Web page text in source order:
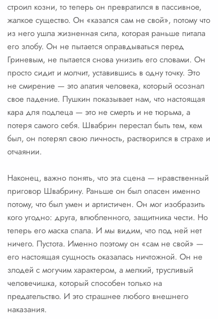
строил козни, то теперь он превратился в пассивное,
жалкое существо. Он «казался сам не свой», потому что
из него ушла жизненная сила, которая раньше питала
его злобу. Он не пытается оправдываться перед
Гриневым, не пытается снова унизить его словами. Он
просто сидит и молчит, уставившись в одну точку. Это
не смирение — это апатия человека, который осознал
свое падение. Пушкин показывает нам, что настоящая
кара для подлеца — это не смерть и не тюрьма, а
потеря самого себя. Швабрин перестал быть тем, кем
был, он потерял свою личность, растворился в страхе и
отчаянии.
Наконец, важно понять, что эта сцена — нравственный
приговор Швабрину. Раньше он был опасен именно
потому, что был умен и артистичен. Он мог изобразить
кого угодно: друга, влюбленного, защитника чести. Но
теперь его маска спала. И мы видим, что под ней нет
ничего. Пустота. Именно поэтому он «сам не свой» —
его настоящая сущность оказалась ничтожной. Он не
злодей с могучим характером, а мелкий, трусливый
человечишка, который способен только на
предательство. И это страшнее любого внешнего
наказания.